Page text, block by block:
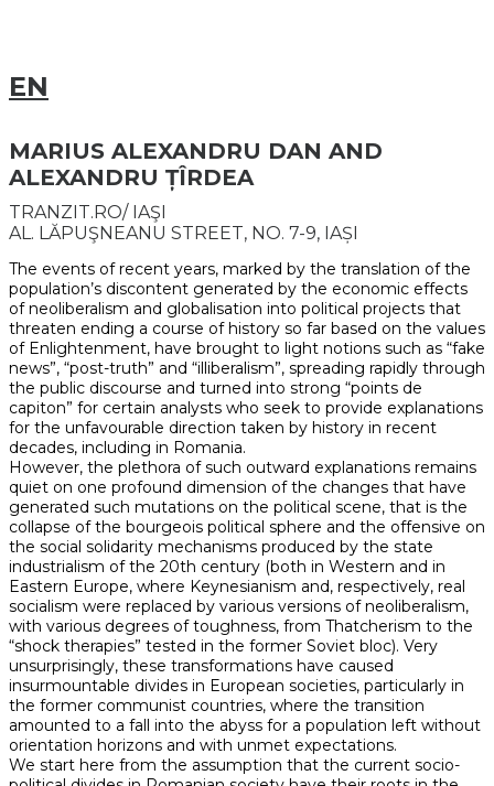
EN
MARIUS ALEXANDRU DAN AND
ALEXANDRU ȚÎRDEA
TRANZIT.RO/ IAŞI
AL. LĂPUŞNEANU STREET, NO. 7-9, IAȘI
The events of recent years, marked by the translation of the
population’s discontent generated by the economic effects
of neoliberalism and globalisation into political projects that
threaten ending a course of history so far based on the values
of Enlightenment, have brought to light notions such as “fake
news”, “post-truth” and “illiberalism”, spreading rapidly through
the public discourse and turned into strong “points de
capiton” for certain analysts who seek to provide explanations
for the unfavourable direction taken by history in recent
decades, including in Romania.
However, the plethora of such outward explanations remains
quiet on one profound dimension of the changes that have
generated such mutations on the political scene, that is the
collapse of the bourgeois political sphere and the offensive on
the social solidarity mechanisms produced by the state
industrialism of the 20th century (both in Western and in
Eastern Europe, where Keynesianism and, respectively, real
socialism were replaced by various versions of neoliberalism,
with various degrees of toughness, from Thatcherism to the
“shock therapies” tested in the former Soviet bloc). Very
unsurprisingly, these transformations have caused
insurmountable divides in European societies, particularly in
the former communist countries, where the transition
amounted to a fall into the abyss for a population left without
orientation horizons and with unmet expectations.
We start here from the assumption that the current socio-